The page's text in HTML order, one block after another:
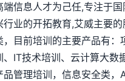
端信息人才为己任,专注于
行业的开拓教育,艾威主要
，目前培训的主要产品有：
、IT技术培训、云计算大数
品管理培训，信息安全类，